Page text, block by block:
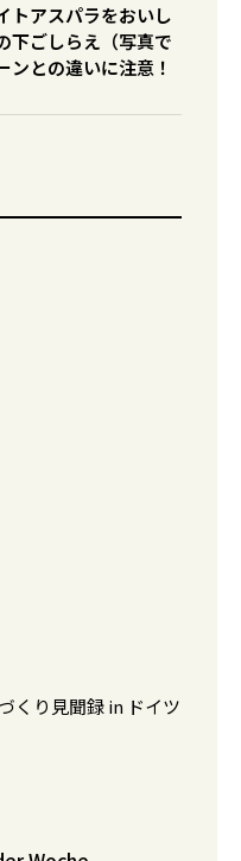
トアスパラをおいし
下ごしらえ（写真で
との違いに注意！
くり見聞録 in ドイツ